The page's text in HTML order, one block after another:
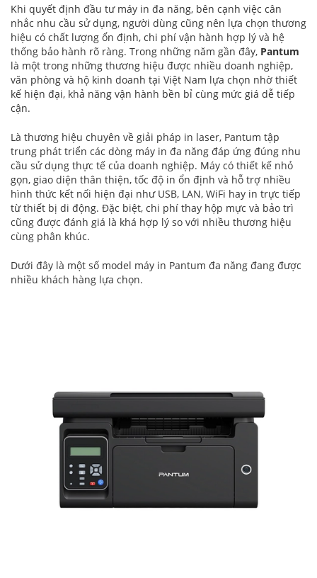
Khi quyết định đầu tư máy in đa năng, bên cạnh việc cân
nhắc nhu cầu sử dụng, người dùng cũng nên lựa chọn thương
hiệu có chất lượng ổn định, chi phí vận hành hợp lý và hệ
thống bảo hành rõ ràng. Trong những năm gần đây, Pantum
là một trong những thương hiệu được nhiều doanh nghiệp,
văn phòng và hộ kinh doanh tại Việt Nam lựa chọn nhờ thiết
kế hiện đại, khả năng vận hành bền bỉ cùng mức giá dễ tiếp
cận.
Là thương hiệu chuyên về giải pháp in laser, Pantum tập
trung phát triển các dòng máy in đa năng đáp ứng đúng nhu
cầu sử dụng thực tế của doanh nghiệp. Máy có thiết kế nhỏ
gọn, giao diện thân thiện, tốc độ in ổn định và hỗ trợ nhiều
hình thức kết nối hiện đại như USB, LAN, WiFi hay in trực tiếp
từ thiết bị di động. Đặc biệt, chi phí thay hộp mực và bảo trì
cũng được đánh giá là khá hợp lý so với nhiều thương hiệu
cùng phân khúc.
Dưới đây là một số model máy in Pantum đa năng đang được
nhiều khách hàng lựa chọn.